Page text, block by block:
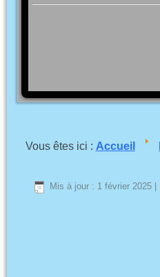
Vous êtes ici : Accueil
Mis à jour : 1 février 2025|